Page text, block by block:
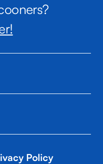
Policy